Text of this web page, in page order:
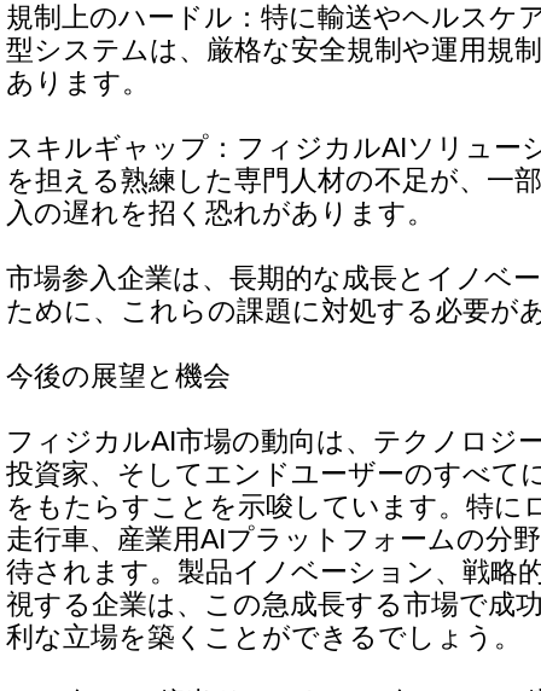
規制上のハードル：特に輸送やヘルスケ
型システムは、厳格な安全規制や運用規
あります。
スキルギャップ：フィジカルAIソリュー
を担える熟練した専門人材の不足が、一
入の遅れを招く恐れがあります。
市場参入企業は、長期的な成長とイノベ
ために、これらの課題に対処する必要が
今後の展望と機会
フィジカルAI市場の動向は、テクノロジ
投資家、そしてエンドユーザーのすべて
をもたらすことを示唆しています。特に
走行車、産業用AIプラットフォームの分
待されます。製品イノベーション、戦略
視する企業は、この急成長する市場で成
利な立場を築くことができるでしょう。